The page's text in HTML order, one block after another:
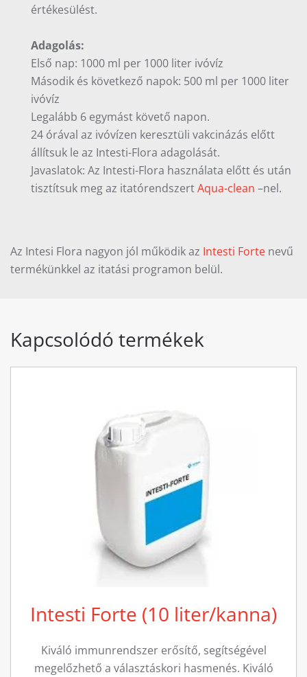
értékesülést.
Adagolás:
Első nap: 1000 ml per 1000 liter ivóvíz
Második és következő napok: 500 ml per 1000 liter
ivóvíz
Legalább 6 egymást követő napon.
24 órával az ivóvízen keresztüli vakcinázás előtt
állítsuk le az Intesti-Flora adagolását.
Javaslatok: Az Intesti-Flora használata előtt és után
tisztítsuk meg az itatórendszertAqua-clean –nel.
Az Intesi Flora nagyon jól működik az Intesti Forte nevű
termékünkkel az itatási programon belül.
Kapcsolódó termékek
Intesti Forte (10 liter/kanna)
Kiváló immunrendszer erősítő, segítségével
megelőzhető a választáskori hasmenés. Kiváló